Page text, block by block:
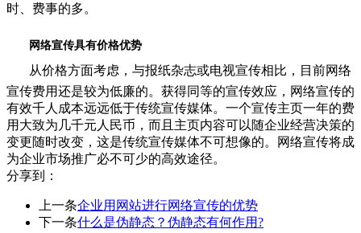
时、费事的多。
网络宣传具有价格优势
从价格方面考虑，与报纸杂志或电视宣传相比，目前网络
宣传费用还是较为低廉的。获得同等的宣传效应，网络宣传的
有效千人成本远远低于传统宣传媒体。一个宣传主页一年的费
用大致为几千元人民币，而且主页内容可以随企业经营决策的
变更随时改变，这是传统宣传媒体不可想像的。网络宣传将成
为企业市场推广必不可少的高效途径。
分享到：
上一条企业用网站进行网络宣传的优势
下一条什么是伪静态？伪静态有何作用?